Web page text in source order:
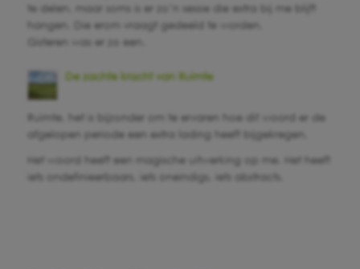
te delen, maar soms is er zo’n sessie die extra bij me blijft
hangen. Die erom vraagt gedeeld te worden.
Gisteren was er zo een.
De zachte kracht van Ruimte
Ruimte, het is bijzonder om te ervaren hoe dit woord er de
afgelopen periode een extra lading heeft bijgekregen.
Het woord heeft een magische uitwerking op me. Het heeft
iets ondefinieerbaars, iets oneindigs, iets abstracts.